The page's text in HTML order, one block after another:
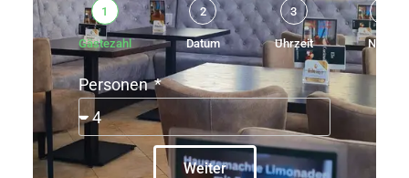
1
Gästezahl
2
Datum
3
Uhrzeit Name
Personen
Weiter